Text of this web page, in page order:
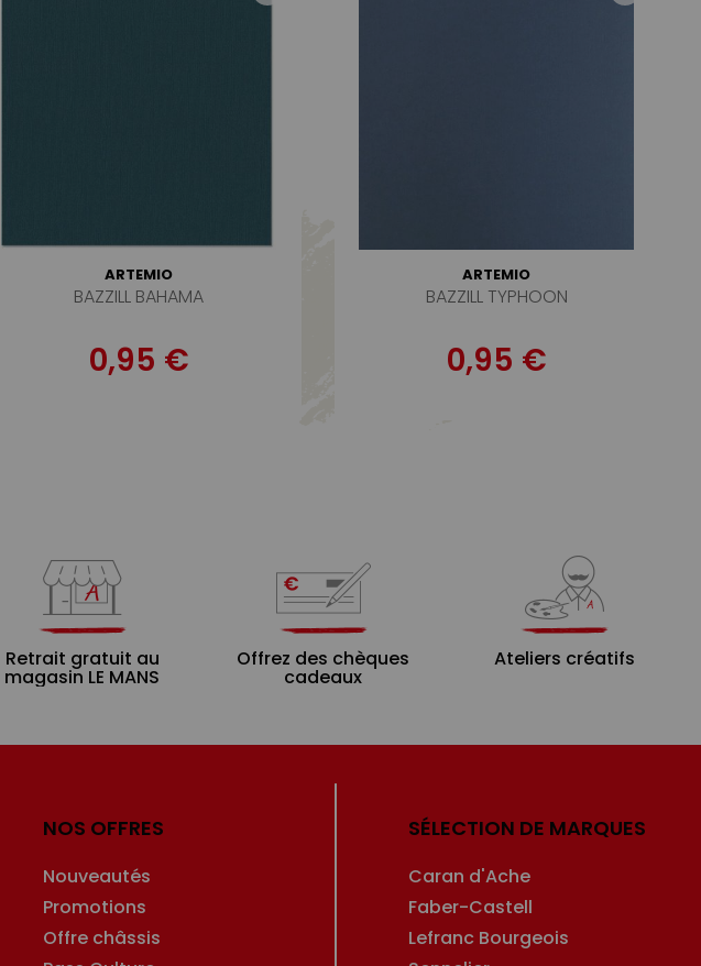
ARTEMIO
BAZZILL BAHAMA
0,95 €
ARTEMIO
BAZZILL TYPHOON
0,95 €
Retrait gratuit au
magasin LE MANS
Offrez des chèques
cadeaux
Ateliers créatifs
NOS OFFRES
Nouveautés
Promotions
Offre châssis
SÉLECTION DE MARQUES
Caran d'Ache
Faber-Castell
Lefranc Bourgeois